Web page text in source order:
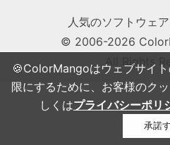
🍪ColorMangoはウェブサイ
限にするために、お客様のク
しくはプライバシーポリ
承諾
人気のソフトウェ
© 2006-2026
All Rights